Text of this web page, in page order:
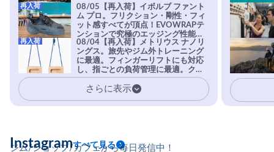
08/05【再入荷】イボルブ ファント
ム プロ。フリクション・剛性・フィ
ット感すべてが頂点！EVOWRAPテ
ンションで究極のエッジング性能を
実現。進化系ラバーEvo-74はTRAX
を凌駕する粘着力で極小ホールドに
安心感。
再入荷
08/04【再入荷】メトリウス ナノリ
ングス。旅先やジム外トレーニング
に最適。フィンガーリフトにも対応
し、指ごとの負荷管理に最適。クラ
イマーの指を本気で鍛えるギア。
再入荷
さらに表示
ジム/ショップ/カフェから毎日発信中！
Instagramすべて見る